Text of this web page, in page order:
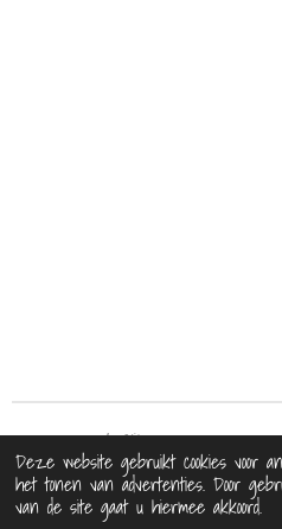
Deze website gebruikt cookies voor
het tonen van advertenties. Door
van de site gaat u hiermee akkoord.
© 2021 - 2026 BijDaan
Powered byJouwWeb